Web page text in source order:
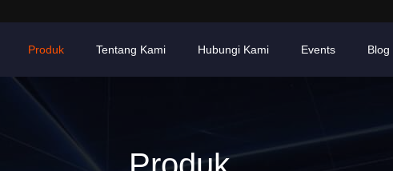
Produk Tentang Kami Hubungi Kami Events Blog